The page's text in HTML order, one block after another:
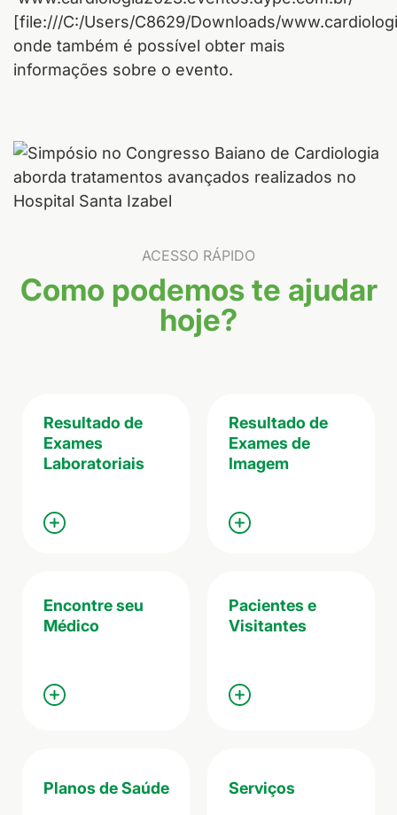
[file:///C:/Users/C8629/Downloads/
onde também é possível obter mais
informações sobre o evento.
ACESSO RÁPIDO
Como podemos te ajudar
hoje?
Resultado de
Exames
Laboratoriais
Resultado de
Exames de
Imagem
Encontre seu
Médico
Pacientes e
Visitantes
Planos de Saúde Serviços